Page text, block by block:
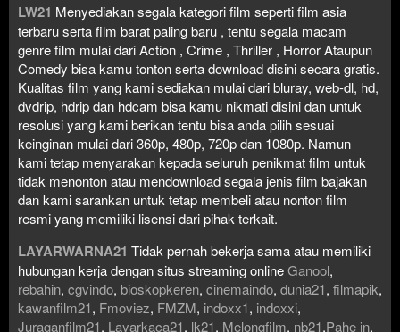
LW21 Menyediakan segala kategori film seperti film asia
terbaru serta film barat paling baru , tentu segala macam
genre film mulai dari Action , Crime , Thriller , Horror Ataupun
Comedy bisa kamu tonton serta download disini secara gratis.
Kualitas film yang kami sediakan mulai dari bluray, web-dl, hd,
dvdrip, hdrip dan hdcam bisa kamu nikmati disini dan untuk
resolusi yang kami berikan tentu bisa anda pilih sesuai
keinginan mulai dari 360p, 480p, 720p dan 1080p. Namun
kami tetap menyarakan kepada seluruh penikmat film untuk
tidak menonton atau mendownload segala jenis film bajakan
dan kami sarankan untuk tetap membeli atau nonton film
resmi yang memiliki lisensi dari pihak terkait.
LAYARWARNA21 Tidak pernah bekerja sama atau memiliki
hubungan kerja dengan situs streaming onlineGanool,
rebahin, cgvindo, bioskopkeren, cinemaindo, dunia21, filmapik,
kawanfilm21, Fmoviez, FMZM, indoxx1, indoxxi,
Juraganfilm21, Layarkaca21, lk21, Melongfilm, nb21,Pahe in,